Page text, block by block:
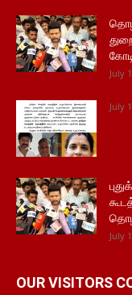
July
July
July
OUR VISITORS